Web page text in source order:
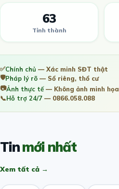
63
Tỉnh thành
✅Chính chủ — Xác minh SĐT thật
🛡️Pháp lý rõ — Sổ riêng, thổ cư
📷Ảnh thực tế— Không ảnh minh họa
📞Hỗ trợ 24/7 — 0866.058.088
Tinmới nhất
Xem tất cả →